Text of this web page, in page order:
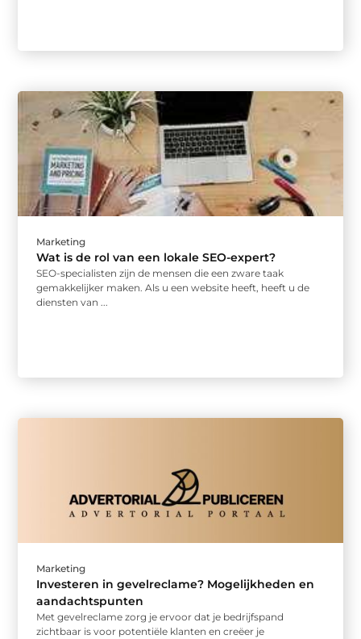
Marketing
Wat is de rol van een lokale SEO-expert?
SEO-specialisten zijn de mensen die een zware taak
gemakkelijker maken. Als u een website heeft, heeft u de
diensten van ...
Marketing
Investeren in gevelreclame? Mogelijkheden en
aandachtspunten
Met gevelreclame zorg je ervoor dat je bedrijfspand
zichtbaar is voor potentiële klanten en creëer je